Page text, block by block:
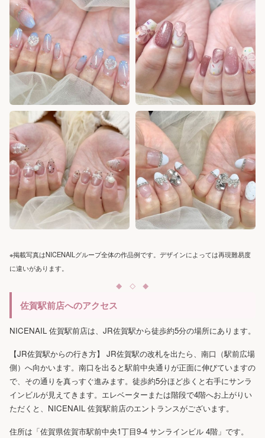
※掲載写真はNICENAILグループ全体の作品例です。デザインによっては再現難易度
に違いがあります。
佐賀駅前店へのアクセス
NICENAIL 佐賀駅前店は、JR佐賀駅から徒歩約5分の場所にあります。
【JR佐賀駅からの行き方】 JR佐賀駅の改札を出たら、南口（駅前広場
側）へ向かいます。南口を出ると駅前中央通りが正面に伸びていますの
で、その通りを真っすぐ進みます。徒歩約5分ほど歩くと右手にサンラ
インビルが見えてきます。エレベーターまたは階段で4階へお上がりい
ただくと、NICENAIL 佐賀駅前店のエントランスがございます。
住所は「佐賀県佐賀市駅前中央1丁目9-4 サンラインビル 4階」です。